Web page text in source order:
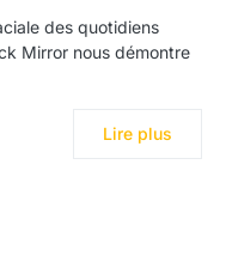
des quotidiens
Mirror nous démontre
Lire plus